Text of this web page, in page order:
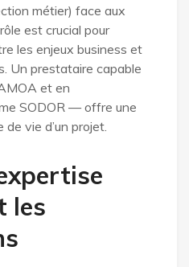
métier) face aux
est crucial pour
les enjeux business et
Un prestataire capable
et en
SODOR — offre une
vie d’un projet.
les